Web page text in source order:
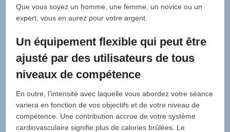
Que vous soyez un homme, une femme, un novice ou un
expert, vous en aurez pour votre argent.
Un équipement flexible qui peut être
ajusté par des utilisateurs de tous
niveaux de compétence
En outre, l’intensité avec laquelle vous abordez votre séance
variera en fonction de vos objectifs et de votre niveau de
compétence. Une contribution accrue de votre système
cardiovasculaire signifie plus de calories brûlées. Le